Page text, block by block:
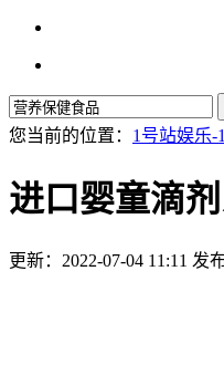
您当前的位置： 1号站娱乐-
进口婴童滴
更新：2022-07-04 11:11 发